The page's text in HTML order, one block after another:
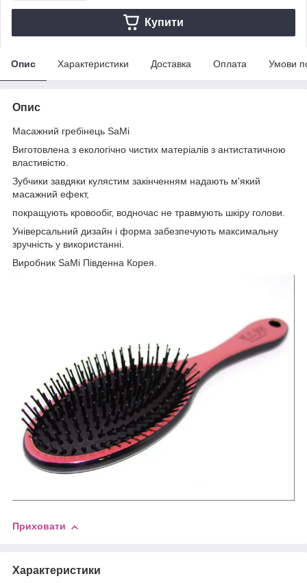
Купити
Опис Характеристики Доставка Оплата Умови
Опис
Масажний гребінець SaMi
Виготовлена з екологічно чистих матеріалів з антистатичною
властивістю.
Зубчики завдяки кулястим закінченням надають м'який
масажний ефект,
покращують кровообіг, водночас не травмують шкіру голови.
Універсальний дизайн і форма забезпечують максимальну
зручність у використанні.
Виробник SaMi Південна Корея.
Приховати
Характеристики